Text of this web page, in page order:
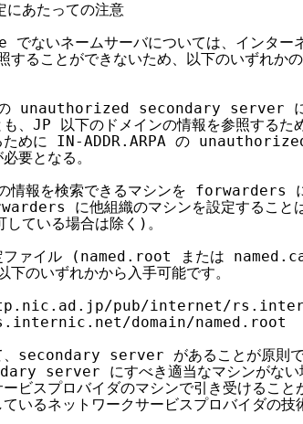
あたっての注意
ないネームサーバについては、インター
ことができないため、以下のいずれかの
unauthorized secondary server にな
、JP 以下のドメインの情報を参照するた
るために IN-ADDR.ARPA の
要となる。
情報を検索できるマシンを forwarders
に他組織のマシンを設定すること
ている場合は除く)。
定ファイル (named.root または
いずれかから入手可能です。
pub/internet/
domain/named.root
、secondary server があることが原則で
server にすべき適当なマシンがない
ビスプロバイダのマシンで引き受けること
いるネットワークサービスプロバイダの技